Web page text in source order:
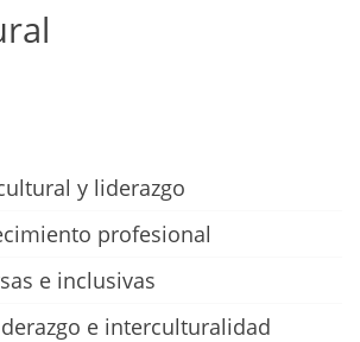
y liderazgo
profesional
e inclusivas
e interculturalidad